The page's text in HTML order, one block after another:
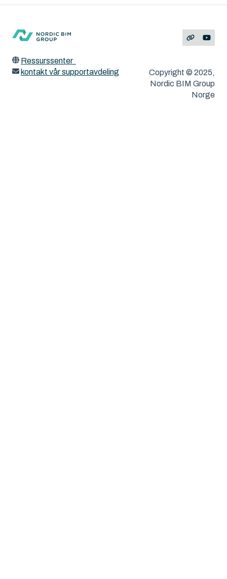
Ressurssenter
kontakt vår supportavdeling
Copyright © 2025,
Nordic BIM Group
Norge